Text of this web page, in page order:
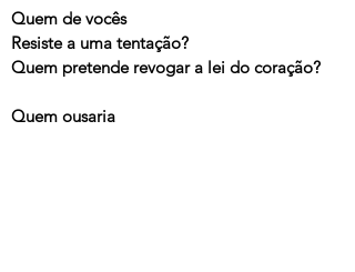
Quem de vocês
Resiste a uma tentação?
Quem pretende revogar a lei do coração?
Quem ousaria